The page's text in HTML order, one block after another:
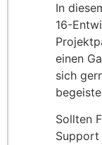
In
16-
einen
sich
Sollten
Support